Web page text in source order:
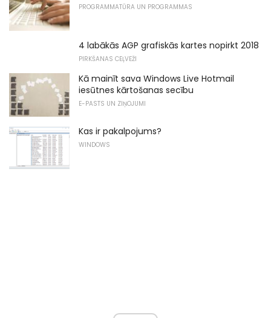
PROGRAMMATŪRA UN PROGRAMMAS
4 labākās AGP grafiskās kartes nopirkt 2018
PIRKŠANAS CEĻVEŽI
Kā mainīt sava Windows Live Hotmail
iesūtnes kārtošanas secību
E-PASTS UN ZIŅOJUMI
Kas ir pakalpojums?
WINDOWS